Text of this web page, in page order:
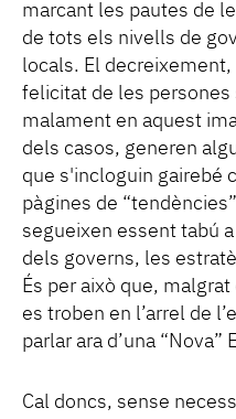
marcant les pautes de
de tots els nivells de
locals. El
felicitat de les persones
malament en aquest
dels casos, generen
que s'incloguin gairebé
pàgines de
segueixen essent tabú
dels governs, les
És per això que,
es troben en l’arrel de
parlar ara d’una “Nova”
Cal doncs, sense